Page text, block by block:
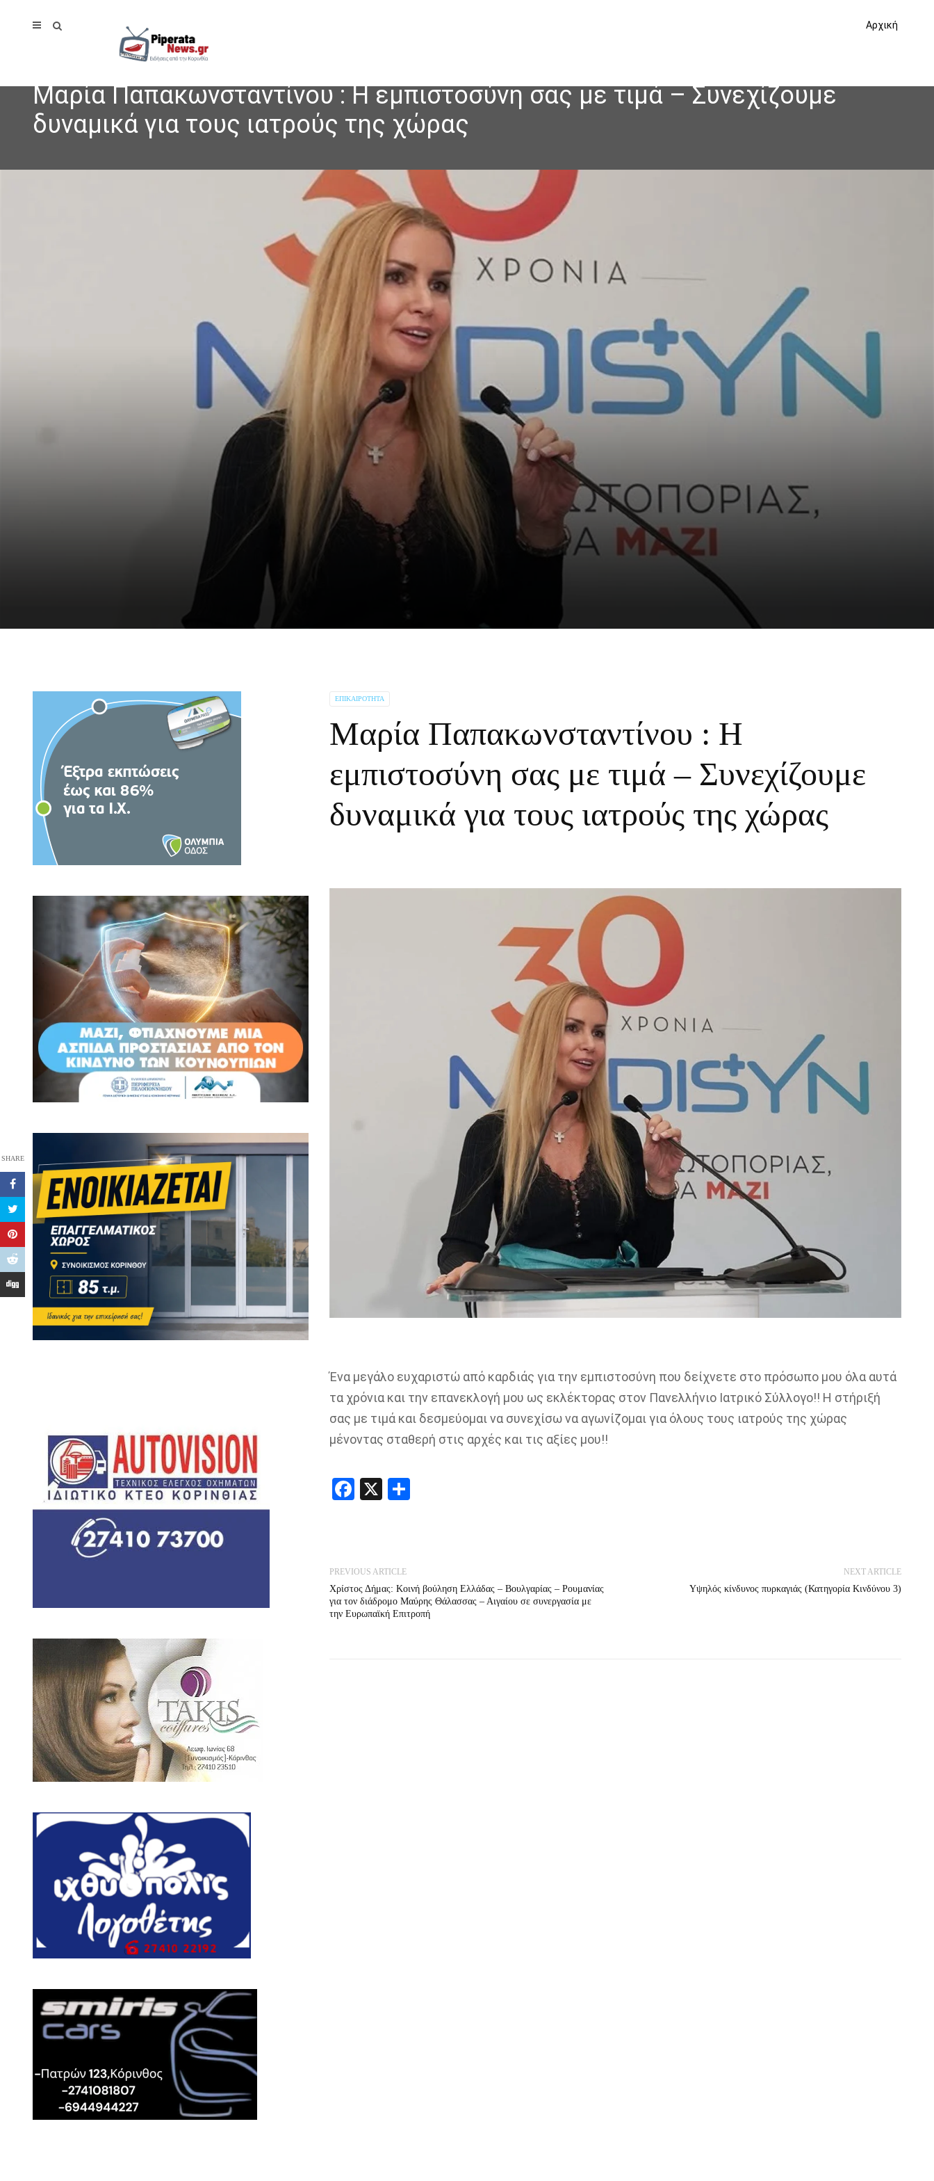
Αρχική
Μαρία Παπακωνσταντίνου : Η εμπιστοσύνη σας με τιμά – Συνεχίζουμε
δυναμικά για τους ιατρούς της χώρας
ΕΠΙΚΑΙΡΌΤΗΤΑ
Μαρία Παπακωνσταντίνου : Η
εμπιστοσύνη σας με τιμά – Συνεχίζουμε
δυναμικά για τους ιατρούς της χώρας
SHARE
Ένα μεγάλο ευχαριστώ από καρδιάς για την εμπιστοσύνη που δείχνετε στο πρόσωπο μου όλα αυτά
τα χρόνια και την επανεκλογή μου ως εκλέκτορας στον Πανελλήνιο Ιατρικό Σύλλογο!! Η στήριξή
σας με τιμά και δεσμεύομαι να συνεχίσω να αγωνίζομαι για όλους τους ιατρούς της χώρας
μένοντας σταθερή στις αρχές και τις αξίες μου!!
Facebook
X Share
PREVIOUS ARTICLE
Χρίστος Δήμας: Κοινή βούληση Ελλάδας – Βουλγαρίας – Ρουμανίας
για τον διάδρομο Μαύρης Θάλασσας – Αιγαίου σε συνεργασία με
την Ευρωπαϊκή Επιτροπή
NEXT ARTICLE
Υψηλός κίνδυνος πυρκαγιάς (Κατηγορία Κινδύνου 3)